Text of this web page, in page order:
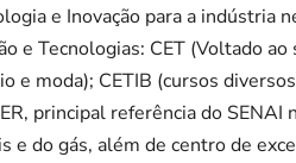
e Inovação para a indústria
e Tecnologias: CET (Voltado
e moda); CETIB (cursos
principal referência do
e do gás, além de centro de